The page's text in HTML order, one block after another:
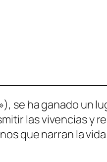
se ha ganado un
las vivencias y
que narran la